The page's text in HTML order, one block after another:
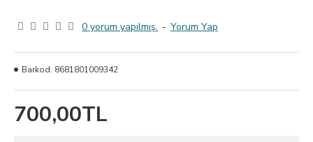
0 yorum yapılmış. - Yorum Yap
700,00TL
Barkod: 8681801009342